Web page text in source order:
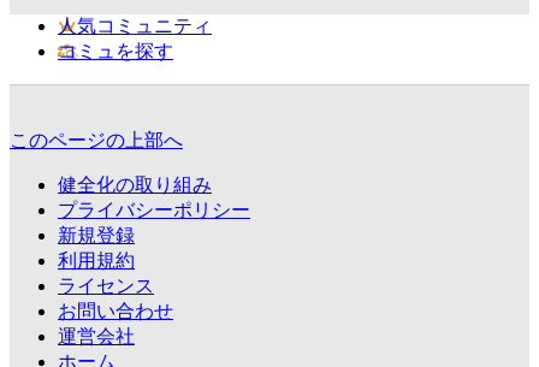
人気コミュニティ
コミュを探す
このページの上部へ
健全化の取り組み
プライバシーポリシー
新規登録
利用規約
ライセンス
お問い合わせ
運営会社
ホーム